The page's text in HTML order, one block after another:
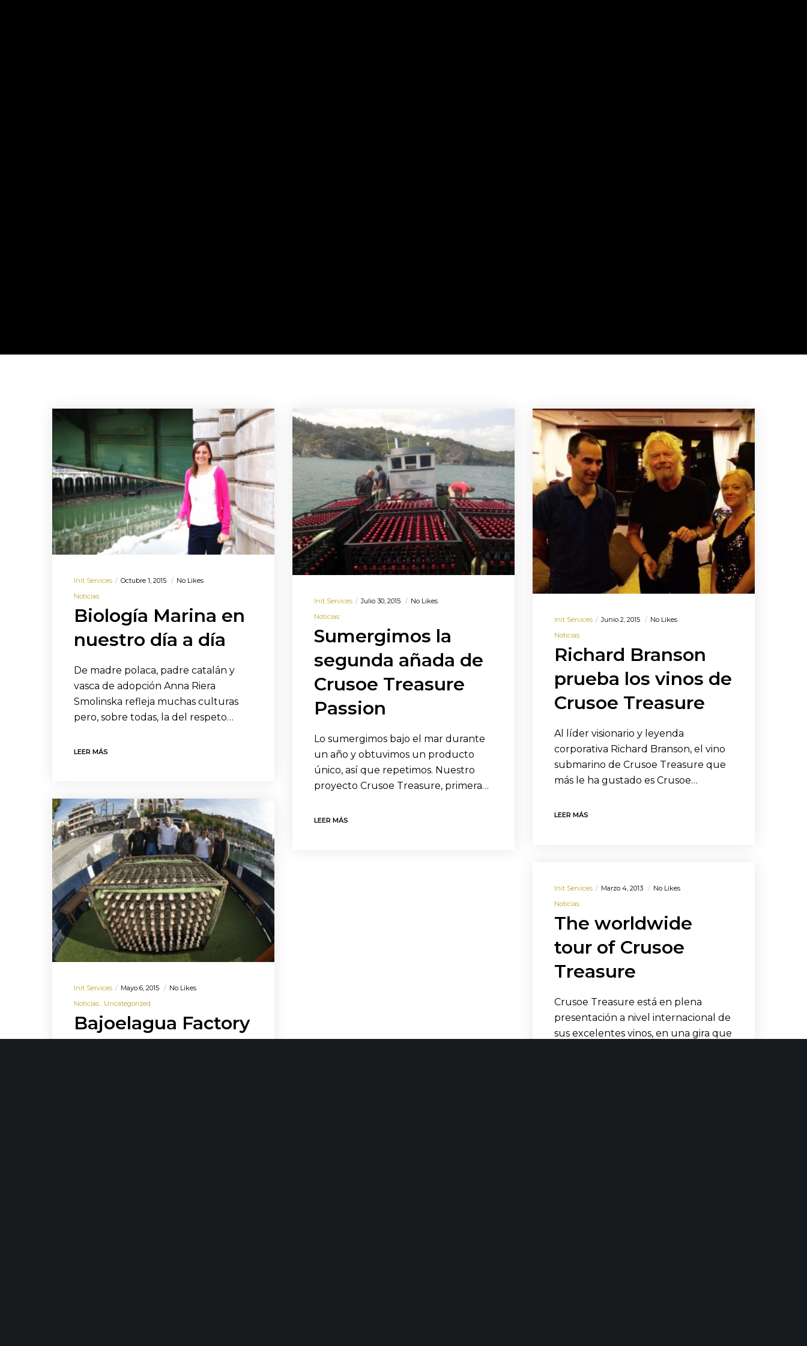
Init Services Octubre 1, 2015
No Likes
Noticias
Biología Marina en
nuestro día a día
De madre polaca, padre catalán y
vasca de adopción Anna Riera
Smolinska refleja muchas culturas
pero, sobre todas, la del respeto…
LEER MÁS
Init Services Julio 30, 2015
No Likes
Noticias
Sumergimos la
segunda añada de
Crusoe Treasure
Passion
Lo sumergimos bajo el mar durante
un año y obtuvimos un producto
único, así que repetimos. Nuestro
proyecto Crusoe Treasure, primera…
LEER MÁS
Init Services Junio 2, 2015
No Likes
Noticias
Richard Branson
prueba los vinos de
Crusoe Treasure
Al líder visionario y leyenda
corporativa Richard Branson, el vino
submarino de Crusoe Treasure que
más le ha gustado es Crusoe…
LEER MÁS
Init Services Mayo 6, 2015
No Likes
Noticias
Uncategorized
Bajoelagua Factory
Init Services Marzo 4, 2013
No Likes
Noticias
The worldwide
tour of Crusoe
Treasure
Crusoe Treasure está en plena
presentación a nivel internacional de
sus excelentes vinos, en una gira que